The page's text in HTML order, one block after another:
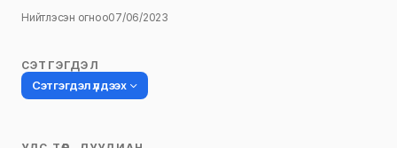
Нийтлэсэн огноо07/06/2023
СЭТГЭГДЭЛ
Сэтгэгдэл үлдээх